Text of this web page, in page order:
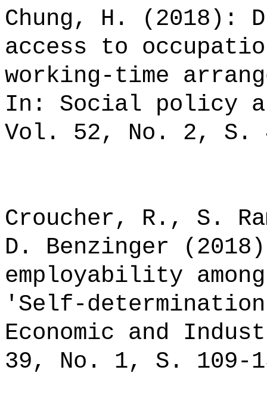
Chung, H. (2018):
access to
working-time
In: Social policy
Vol. 52, No. 2, S.
Croucher, R., S.
D. Benzinger
employability
'Self-
Economic and
39, No. 1, S. 109-